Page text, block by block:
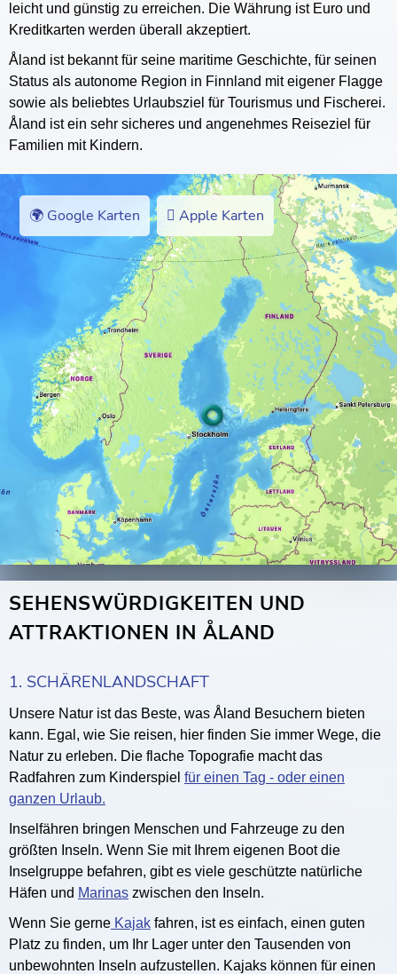
leicht und günstig zu erreichen. Die Währung ist Euro und
Kreditkarten werden überall akzeptiert.
Åland ist bekannt für seine maritime Geschichte, für seinen
Status als autonome Region in Finnland mit eigener Flagge
sowie als beliebtes Urlaubsziel für Tourismus und Fischerei.
Åland ist ein sehr sicheres und angenehmes Reiseziel für
Familien mit Kindern.
🌍 Google Karten  Apple Karten
SEHENSWÜRDIGKEITEN UND
ATTRAKTIONEN IN ÅLAND
1. SCHÄRENLANDSCHAFT
Unsere Natur ist das Beste, was Åland Besuchern bieten
kann. Egal, wie Sie reisen, hier finden Sie immer Wege, die
Natur zu erleben. Die flache Topografie macht das
Radfahren zum Kinderspiel für einen Tag - oder einen
ganzen Urlaub.
Inselfähren bringen Menschen und Fahrzeuge zu den
größten Inseln. Wenn Sie mit Ihrem eigenen Boot die
Inselgruppe befahren, gibt es viele geschützte natürliche
Häfen und Marinas zwischen den Inseln.
Wenn Sie gerne Kajak fahren, ist es einfach, einen guten
Platz zu finden, um Ihr Lager unter den Tausenden von
unbewohnten Inseln aufzustellen. Kajaks können für einen